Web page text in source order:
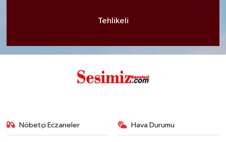
Tehlikeli
Nöbetçi Eczaneler Hava Durumu